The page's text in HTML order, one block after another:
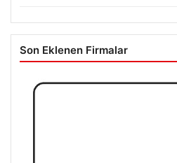
Son Eklenen Firmalar